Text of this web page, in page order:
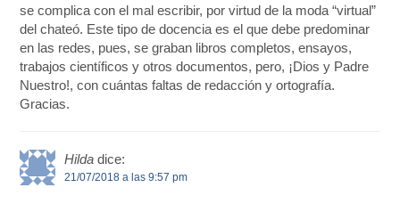
se complica con el mal escribir, por virtud de la moda “virtual”
del chateó. Este tipo de docencia es el que debe predominar
en las redes, pues, se graban libros completos, ensayos,
trabajos científicos y otros documentos, pero, ¡Dios y Padre
Nuestro!, con cuántas faltas de redacción y ortografía.
Gracias.
Hilda dice:
21/07/2018 a las 9:57 pm